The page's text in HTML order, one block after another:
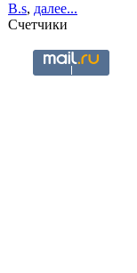
B.s, далее...
Счетчики